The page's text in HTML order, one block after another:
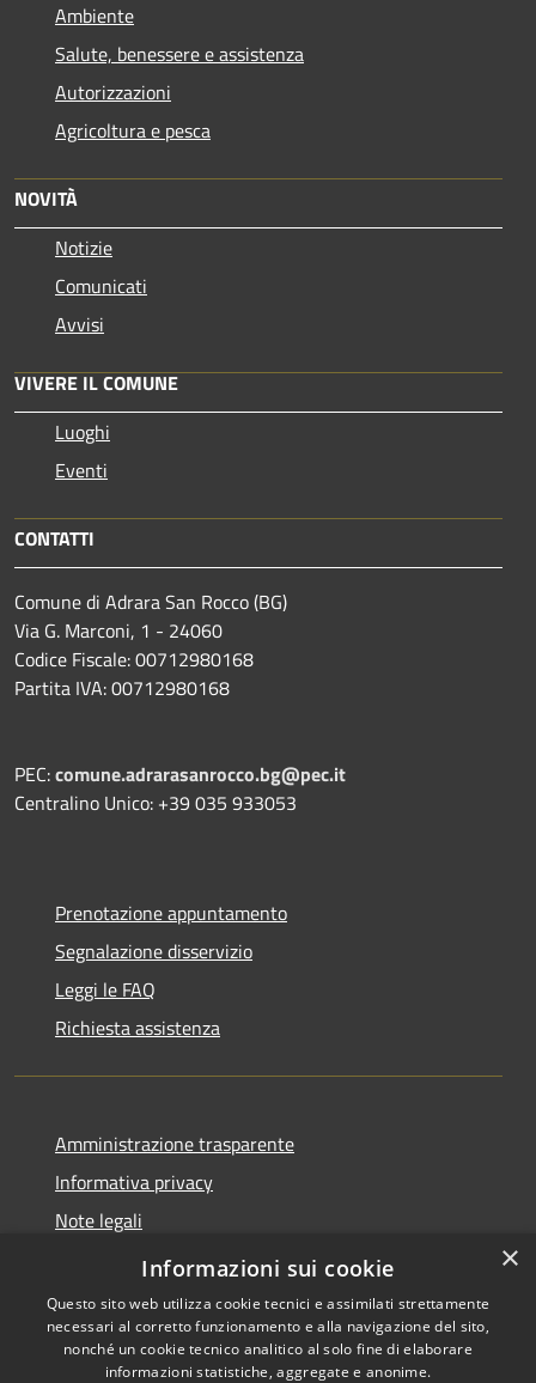
Ambiente
Salute, benessere e assistenza
Autorizzazioni
Agricoltura e pesca
NOVITÀ
Notizie
Comunicati
Avvisi
VIVERE IL COMUNE
Luoghi
Eventi
CONTATTI
Comune di Adrara San Rocco (BG)
Via G. Marconi, 1 - 24060
Codice Fiscale: 00712980168
Partita IVA: 00712980168
PEC:comune.adrarasanrocco.bg@pec.it
Centralino Unico: +39 035 933053
Prenotazione appuntamento
Segnalazione disservizio
Leggi le FAQ
Richiesta assistenza
Amministrazione trasparente
Informativa privacy
Note legali
Dichiarazione di accessibilità
×
Informazioni sui cookie
Questo sito web utilizza cookie tecnici e assimilati strettamente
necessari al corretto funzionamento e alla navigazione del sito,
nonché un cookie tecnico analitico al solo fine di elaborare
informazioni statistiche, aggregate e anonime.